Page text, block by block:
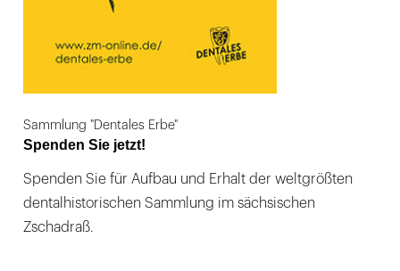
Sammlung "Dentales Erbe"
Spenden Sie jetzt!
Spenden Sie für Aufbau und Erhalt der weltgrößten
dentalhistorischen Sammlung im sächsischen
Zschadraß.